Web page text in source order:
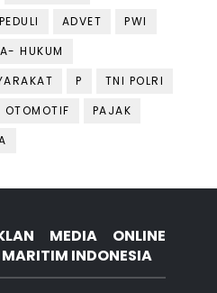
ADVET
PWI
HUKUM
P
TNI POLRI
OTOMOTIF
PAJAK
MEDIA ONLINE
INDONESIA